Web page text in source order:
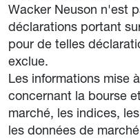
Wacker Neuson n'est
déclarations portant
pour de telles
exclue.
Les informations mise
concernant la bourse
marché, les indices,
les données de